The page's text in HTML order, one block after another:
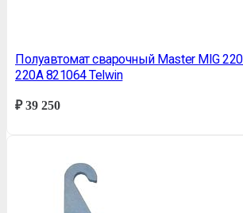
Полуавтомат сварочный Master MIG
220A 821064 Telwin
₽39 250